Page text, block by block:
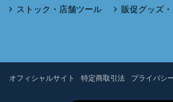
ストック・店舗ツール 販促グッズ
オフィシャルサイト 特定商取引法 プライバシ